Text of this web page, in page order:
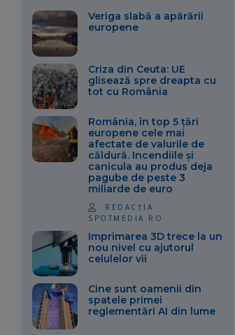
Veriga slabă a apărării
europene
Criza din Ceuta: UE
glisează spre dreapta cu
tot cu România
România, în top 5 țări
europene cele mai
afectate de valurile de
căldură. Incendiile și
canicula au produs deja
pagube de peste 3
miliarde de euro
REDACȚIA
SPOTMEDIA.RO
Imprimarea 3D trece la un
nou nivel cu ajutorul
celulelor vii
Cine sunt oamenii din
spatele primei
reglementări AI din lume